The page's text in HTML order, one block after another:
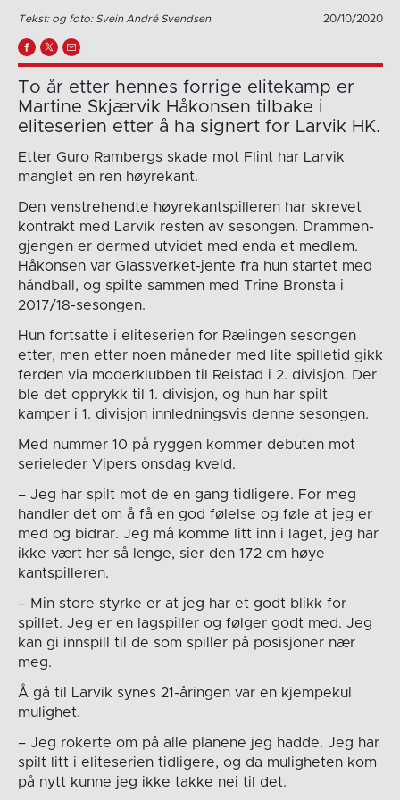
Tekst: og foto: Svein André Svendsen 20/10/2020
To år etter hennes forrige elitekamp er
Martine Skjærvik Håkonsen tilbake i
eliteserien etter å ha signert for Larvik HK.
Etter Guro Rambergs skade mot Flint har Larvik
manglet en ren høyrekant.
Den venstrehendte høyrekantspilleren har skrevet
kontrakt med Larvik resten av sesongen. Drammen-
gjengen er dermed utvidet med enda et medlem.
Håkonsen var Glassverket-jente fra hun startet med
håndball, og spilte sammen med Trine Bronsta i
2017/18-sesongen.
Hun fortsatte i eliteserien for Rælingen sesongen
etter, men etter noen måneder med lite spilletid gikk
ferden via moderklubben til Reistad i 2. divisjon. Der
ble det opprykk til 1. divisjon, og hun har spilt
kamper i 1. divisjon innledningsvis denne sesongen.
Med nummer 10 på ryggen kommer debuten mot
serieleder Vipers onsdag kveld.
– Jeg har spilt mot de en gang tidligere. For meg
handler det om å få en god følelse og føle at jeg er
med og bidrar. Jeg må komme litt inn i laget, jeg har
ikke vært her så lenge, sier den 172 cm høye
kantspilleren.
– Min store styrke er at jeg har et godt blikk for
spillet. Jeg er en lagspiller og følger godt med. Jeg
kan gi innspill til de som spiller på posisjoner nær
meg.
Å gå til Larvik synes 21-åringen var en kjempekul
mulighet.
– Jeg rokerte om på alle planene jeg hadde. Jeg har
spilt litt i eliteserien tidligere, og da muligheten kom
på nytt kunne jeg ikke takke nei til det.